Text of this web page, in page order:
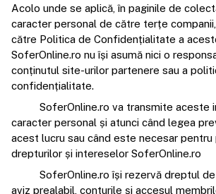
Acolo unde se aplică, în paginile de
caracter personal de către terțe
către Politica de Confidențialitate a
SoferOnline.ro nu își asumă nici o
conținutul site-urilor partenere sau a
confidențialitate.
SoferOnline.ro va transmite aceste
caracter personal și atunci când legea
acest lucru sau când este necesar
drepturilor și intereselor SoferOnline.ro
SoferOnline.ro își rezervă dreptul
aviz prealabil, conturile și accesul